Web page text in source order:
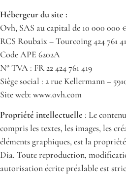
Hébergeur du site :
Ovh, SAS au capital de 10 000 000
RCS Roubaix – Tourcoing 424 761
Code APE 6202A
N° TVA : FR 22 424 761 419
Siège social : 2 rue Kellermann –
Site web: www.ovh.com
Propriété intellectuelle : Le
compris les textes, les images, les
éléments graphiques, est la
Dia. Toute reproduction,
autorisation écrite préalable est